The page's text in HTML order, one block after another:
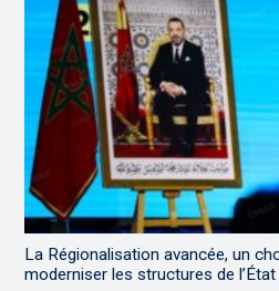
La Régionalisation avancée, un
moderniser les structures de